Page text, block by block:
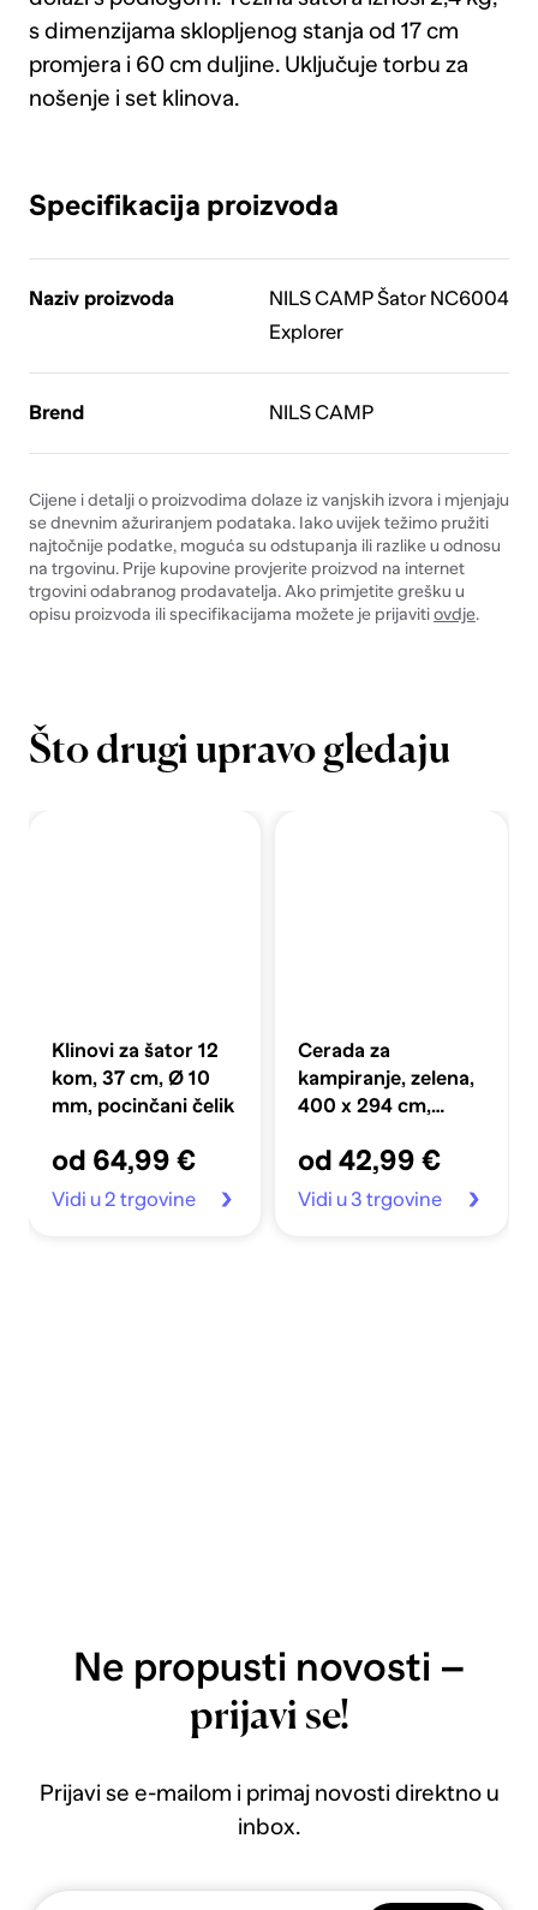
s dimenzijama sklopljenog stanja od 17 cm
promjera i 60 cm duljine. Uključuje torbu za
nošenje i set klinova.
Specifikacija proizvoda
Naziv proizvoda
NILS CAMP Šator NC6004
Explorer
Brend NILS CAMP
Cijene i detalji o proizvodima dolaze iz vanjskih izvora i mjenjaju
se dnevnim ažuriranjem podataka. Iako uvijek težimo pružiti
najtočnije podatke, moguća su odstupanja ili razlike u odnosu
na trgovinu. Prije kupovine provjerite proizvod na internet
trgovini odabranog prodavatelja. Ako primjetite grešku u
opisu proizvoda ili specifikacijama možete je prijavitiovdje.
Što drugi upravo gledaju
Klinovi za šator 12
kom, 37 cm, Ø 10
mm, pocinčani čelik
od 64,99 €
Vidi u 2 trgovine
Cerada za
kampiranje, zelena,
400 x 294 cm,
od 42,99 €
Vidi u 3 trgovine
Ne propusti novosti –
prijavi se!
Prijavi se e-mailom i primaj novosti direktno u
inbox.